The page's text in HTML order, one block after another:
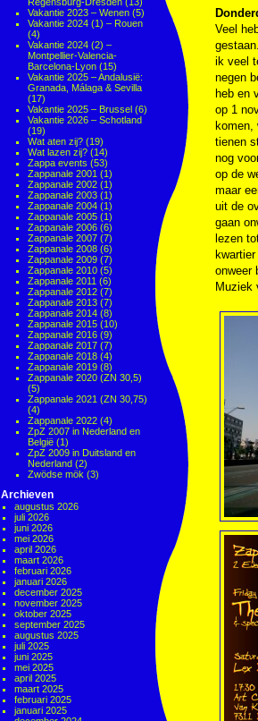
Vakantie 2023 – Wenen (5)
Vakantie 2024 (1) – Rouen
(4)
Vakantie 2024 (2) –
Montpellier-Valencia-
Barcelona-Lyon (15)
Vakantie 2025 – Andalusië:
Granada, Málaga & Sevilla
(17)
Vakantie 2025 – Brussel (6)
Vakantie 2026 – Schotland
(19)
Wat aten zij? (19)
Wat lazen zij? (14)
Zappa events (53)
Zappanale 2001 (1)
Zappanale 2002 (1)
Zappanale 2003 (1)
Zappanale 2004 (1)
Zappanale 2005 (1)
Zappanale 2006 (6)
Zappanale 2007 (7)
Zappanale 2008 (6)
Zappanale 2009 (7)
Zappanale 2010 (5)
Zappanale 2011 (6)
Zappanale 2012 (7)
Zappanale 2013 (7)
Zappanale 2014 (8)
Zappanale 2015 (10)
Zappanale 2016 (9)
Zappanale 2017 (7)
Zappanale 2018 (4)
Zappanale 2019 (8)
Zappanale 2020 (ZN 30,5)
(5)
Zappanale 2021 (ZN 30,75)
(4)
Zappanale 2022 (4)
ZpZ 2007 in Nederland en
België (1)
ZpZ 2009 in Duitsland en
Nederland (2)
Zwödse mök (3)
Archieven
augustus 2026
juli 2026
juni 2026
mei 2026
april 2026
maart 2026
februari 2026
januari 2026
december 2025
november 2025
oktober 2025
september 2025
augustus 2025
juli 2025
juni 2025
mei 2025
april 2025
maart 2025
februari 2025
januari 2025
Veel
ik veel
negen
heb en
op 1
komen,
tienen
nog
op de
maar
uit de
gaan
lezen
onweer
Muziek